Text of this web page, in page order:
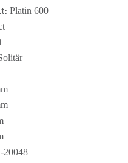
Platin 600
20048